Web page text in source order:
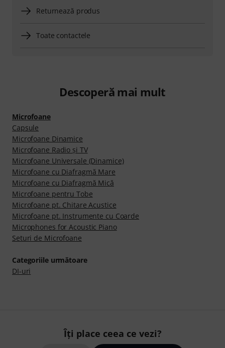
Returnează produs
Toate contactele
Descoperă mai mult
Microfoane
Capsule
Microfoane Dinamice
Microfoane Radio şi TV
Microfoane Universale (Dinamice)
Microfoane cu Diafragmă Mare
Microfoane cu Diafragmă Mică
Microfoane pentru Tobe
Microfoane pt. Chitare Acustice
Microfoane pt. Instrumente cu Coarde
Microphones for Acoustic Piano
Seturi de Microfoane
Categoriile următoare
DI-uri
Îți place ceea ce vezi?